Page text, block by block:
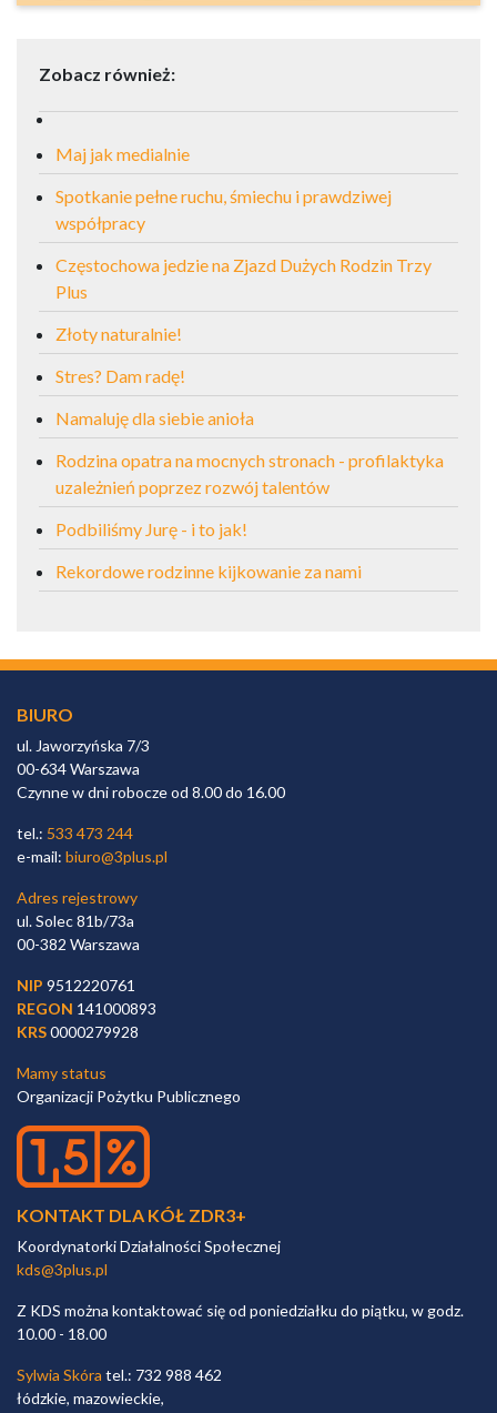
Zobacz również:
Maj jak medialnie
Spotkanie pełne ruchu, śmiechu i prawdziwej
współpracy
Częstochowa jedzie na Zjazd Dużych Rodzin Trzy
Plus
Złoty naturalnie!
Stres? Dam radę!
Namaluję dla siebie anioła
Rodzina opatra na mocnych stronach - profilaktyka
uzależnień poprzez rozwój talentów
Podbiliśmy Jurę - i to jak!
Rekordowe rodzinne kijkowanie za nami
BIURO
ul. Jaworzyńska 7/3
00-634 Warszawa
Czynne w dni robocze od 8.00 do 16.00
tel.: 533 473 244
e-mail: biuro@3plus.pl
Adres rejestrowy
ul. Solec 81b/73a
00-382 Warszawa
NIP 9512220761
REGON 141000893
KRS0000279928
Mamy status
Organizacji Pożytku Publicznego
KONTAKT DLA KÓŁ ZDR3+
Koordynatorki Działalności Społecznej
kds@3plus.pl
Z KDS można kontaktować się od poniedziałku do piątku, w godz.
10.00 - 18.00
Sylwia Skóra tel.: 732 988 462
łódzkie, mazowieckie,